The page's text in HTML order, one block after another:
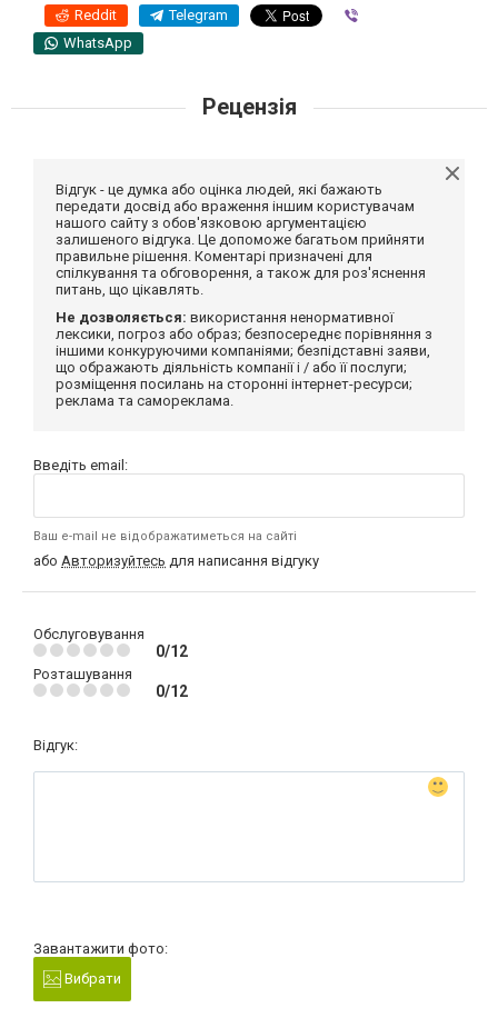
Reddit Telegram
WhatsApp
Рецензія
Відгук - це думка або оцінка людей, які бажають
передати досвід або враження іншим користувачам
нашого сайту з обов'язковою аргументацією
залишеного відгука. Це допоможе багатьом прийняти
правильне рішення. Коментарі призначені для
спілкування та обговорення, а також для роз'яснення
питань, що цікавлять.
Не дозволяється: використання ненормативної
лексики, погроз або образ; безпосереднє порівняння з
іншими конкуруючими компаніями; безпідставні заяви,
що ображають діяльність компанії і / або її послуги;
розміщення посилань на сторонні інтернет-ресурси;
реклама та самореклама.
Введіть email:
Ваш e-mail не відображатиметься на сайті
або Авторизуйтесь для написання відгуку
Обслуговування
0/12
Розташування
0/12
Відгук:
Завантажити фото:
Вибрати